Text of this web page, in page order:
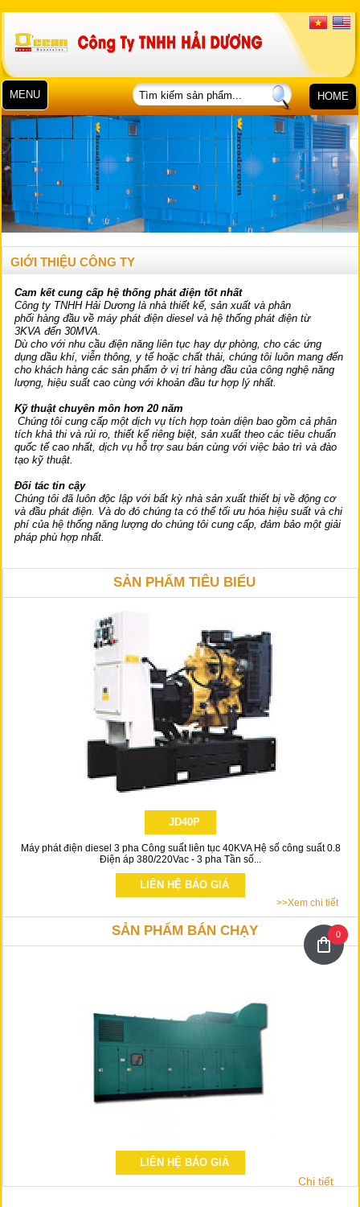
MENU HOME
GIỚI THIỆU CÔNG TY
Cam kết cung cấp hệ thống phát điện tốt nhất
Công ty TNHH Hải Dương là nhà thiết kế, sản xuất và phân
phối hàng đầu về máy phát điện diesel và hệ thống phát điện từ
3KVA đến 30MVA.
Dù cho với nhu cầu điện năng liên tục hay dự phòng, cho các ứng
dụng dầu khí, viễn thông, y tế hoặc chất thải, chúng tôi luôn mang đến
cho khách hàng các sản phẩm ở vị trí hàng đầu của công nghệ năng
lượng, hiệu suất cao cùng với khoản đầu tư hợp lý nhất.
Kỹ thuật chuyên môn hơn 20 năm
Chúng tôi cung cấp một dịch vụ tích hợp toàn diện bao gồm cả phân
tích khả thi và rủi ro, thiết kế riêng biệt, sản xuất theo các tiêu chuẩn
quốc tế cao nhất, dịch vụ hỗ trợ sau bán cùng với việc bảo trì và đào
tạo kỹ thuật.
Đối tác tin cậy
Chúng tôi đã luôn độc lập với bất kỳ nhà sản xuất thiết bị về động cơ
và đầu phát điện. Và do đó chúng ta có thể tối ưu hóa hiệu suất và chi
phí của hệ thống năng lượng do chúng tôi cung cấp, đảm bảo một giải
pháp phù hợp nhất.
SẢN PHẨM TIÊU BIỂU
JD40P
Máy phát điện diesel 3 pha Công suất liên tục 40KVA Hệ số công suất 0.8
Điện áp 380/220Vac - 3 pha Tần số...
LIÊN HỆ BÁO GIÁ
>>Xem chi tiết
SẢN PHẨM BÁN CHẠY
LIÊN HỆ BÁO GIÁ
Chi tiết
0